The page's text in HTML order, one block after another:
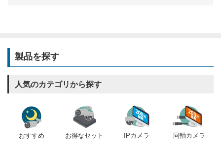
製品を探す
人気のカテゴリから探す
おすすめ お得なセット IPカメラ 同軸カメラ